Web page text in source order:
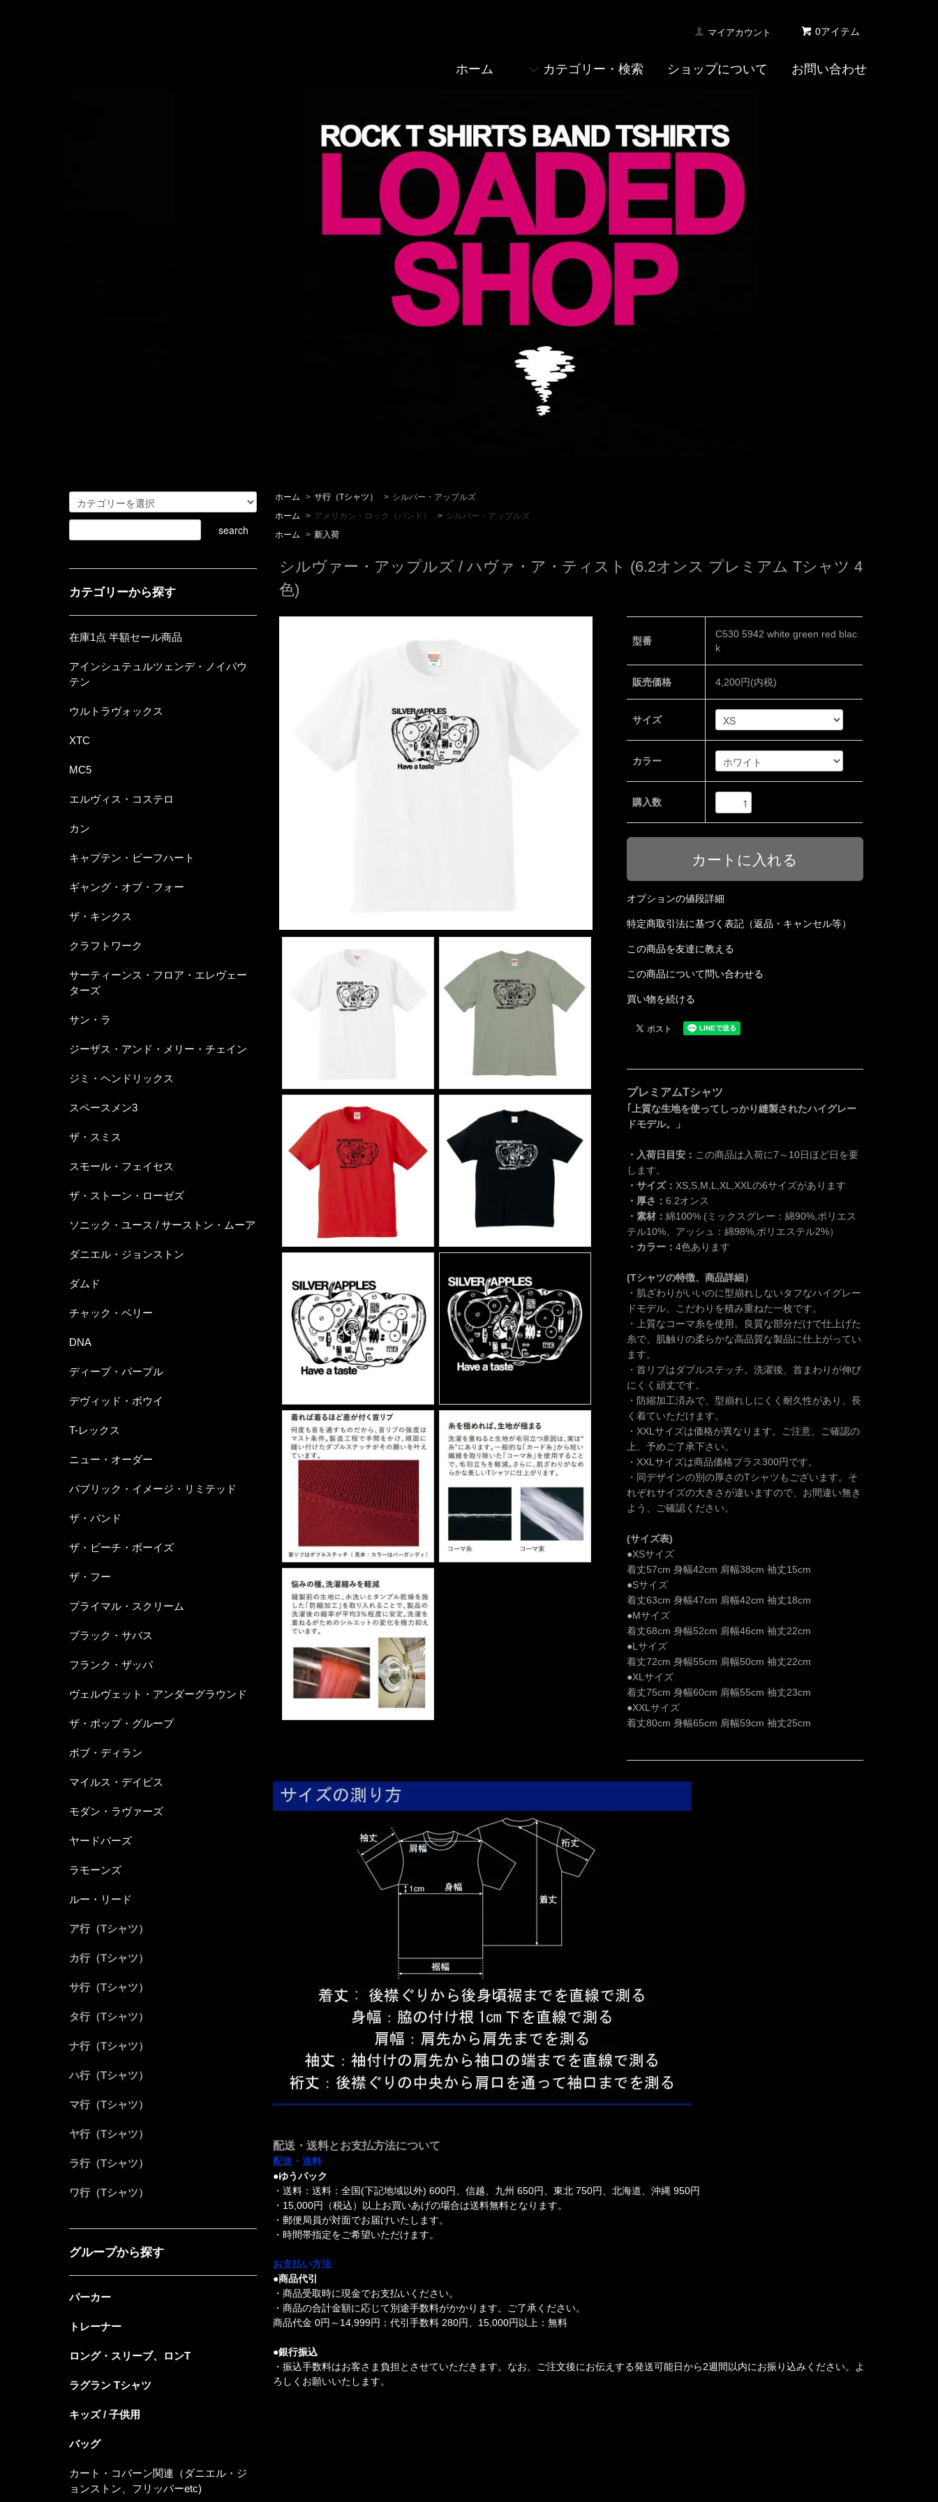
0アイテム
マイアカウント
ホーム カテゴリー・検索 ショップについて お問い合わせ
ホーム > サ行（Tシャツ） > シルバー・アップルズ
ホーム
> アメリカン・ロック（バンド） > シルバー・アップルズ
ホーム
> 新入荷
シルヴァー・アップルズ / ハヴァ・ア・ティスト (6.2オンス プレミアム Tシャツ 4
色)
型番
C530 5942 white green red blac
k
販売価格 4,200円(内税)
サイズ
カラー
購入数
オプションの値段詳細
特定商取引法に基づく表記（返品・キャンセル等）
この商品を友達に教える
この商品について問い合わせる
買い物を続ける
プレミアムTシャツ
｢上質な生地を使ってしっかり縫製されたハイグレー
ドモデル。」
・入荷日目安： この商品は入荷に7～10日ほど日を要
します。
・サイズ： XS,S,M,L,XL,XXLの6サイズがあります
・厚さ： 6.2オンス
・素材： 綿100% (ミックスグレー：綿90%,ポリエス
テル10%、アッシュ：綿98%,ポリエステル2%）
・カラー： 4色あります
(Tシャツの特徴、商品詳細）
・肌ざわりがいいのに型崩れしないタフなハイグレー
ドモデル。こだわりを積み重ねた一枚です。
・上質なコーマ糸を使用。良質な部分だけで仕上げた
糸で、肌触りの柔らかな高品質な製品に仕上がってい
ます。
・首リブはダブルステッチ。洗濯後、首まわりが伸び
にくく頑丈です。
・防縮加工済みで、型崩れしにくく耐久性があり、長
く着ていただけます。
・XXLサイズは価格が異なります。ご注意、ご確認の
上、予めご了承下さい。
・XXLサイズは商品価格プラス300円です。
・同デザインの別の厚さのTシャツもございます。そ
れぞれサイズの大きさが違いますので、お間違い無き
よう、ご確認ください。
(サイズ表)
●XSサイズ
着丈57cm 身幅42cm 肩幅38cm 袖丈15cm
●Sサイズ
着丈63cm 身幅47cm 肩幅42cm 袖丈18cm
●Mサイズ
着丈68cm 身幅52cm 肩幅46cm 袖丈22cm
●Lサイズ
着丈72cm 身幅55cm 肩幅50cm 袖丈22cm
●XLサイズ
着丈75cm 身幅60cm 肩幅55cm 袖丈23cm
●XXLサイズ
着丈80cm 身幅65cm 肩幅59cm 袖丈25cm
配送・送料とお支払方法について
配送・送料
●ゆうパック
・送料：送料：全国(下記地域以外) 600円、信越、九州 650円、東北 750円、北海道、沖縄 950円
・15,000円（税込）以上お買いあげの場合は送料無料となります。
・郵便局員が対面でお届けいたします。
・時間帯指定をご希望いただけます。
お支払い方法
●商品代引
・商品受取時に現金でお支払いください。
・商品の合計金額に応じて別途手数料がかかります。ご了承ください。
商品代金 0円～14,999円：代引手数料 280円、15,000円以上：無料
●銀行振込
・振込手数料はお客さま負担とさせていただきます。なお、ご注文後にお伝えする発送可能日から2週間以内にお振り込みください。よ
ろしくお願いいたします。
カテゴリーから探す
在庫1点 半額セール商品
アインシュテュルツェンデ・ノイバウ
テン
ウルトラヴォックス
XTC
MC5
エルヴィス・コステロ
カン
キャプテン・ビーフハート
ギャング・オブ・フォー
ザ・キンクス
クラフトワーク
サーティーンス・フロア・エレヴェー
ターズ
サン・ラ
ジーザス・アンド・メリー・チェイン
ジミ・ヘンドリックス
スペースメン3
ザ・スミス
スモール・フェイセス
ザ・ストーン・ローゼズ
ソニック・ユース / サーストン・ムーア
ダニエル・ジョンストン
ダムド
チャック・ベリー
DNA
ディープ・パープル
デヴィッド・ボウイ
T-レックス
ニュー・オーダー
パブリック・イメージ・リミテッド
ザ・バンド
ザ・ビーチ・ボーイズ
ザ・フー
プライマル・スクリーム
ブラック・サバス
フランク・ザッパ
ヴェルヴェット・アンダーグラウンド
ザ・ポップ・グループ
ボブ・ディラン
マイルス・デイビス
モダン・ラヴァーズ
ヤードバーズ
ラモーンズ
ルー・リード
ア行（Tシャツ）
カ行（Tシャツ）
サ行（Tシャツ）
タ行（Tシャツ）
ナ行（Tシャツ）
ハ行（Tシャツ）
マ行（Tシャツ）
ヤ行（Tシャツ）
ラ行（Tシャツ）
ワ行（Tシャツ）
グループから探す
パーカー
トレーナー
ロング・スリーブ、ロンT
ラグラン Tシャツ
キッズ / 子供用
バッグ
カート・コバーン関連（ダニエル・ジ
ョンストン、フリッパーetc)